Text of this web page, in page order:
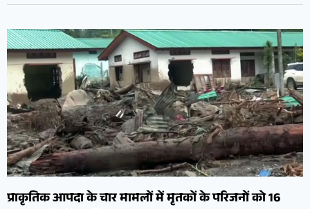
प्राकृतिक आपदा के चार मामलों में मृतकों के परिजनों को 16